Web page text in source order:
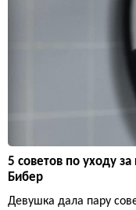
5 советов по уходу
Бибер
Девушка дала пару